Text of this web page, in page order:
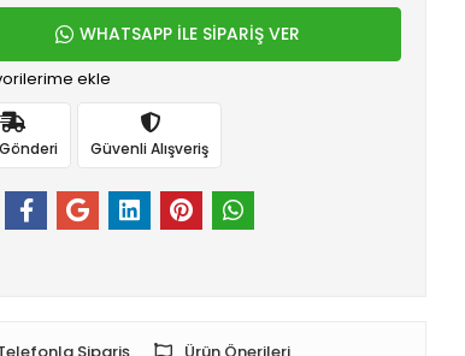
WHATSAPP İLE SİPARİŞ VER
ekle
Gönderi Güvenli Alışveriş